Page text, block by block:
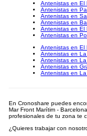
Antenistas en El
Antenistas en
Antenistas en
Antenistas en
Antenistas en El
Antenistas en
Antenistas en El
Antenistas en
Antenistas en
Antenistas en
Antenistas en
En Cronoshare puedes
Mar Front Marítim -
profesionales de tu zona te
¿Quieres trabajar con